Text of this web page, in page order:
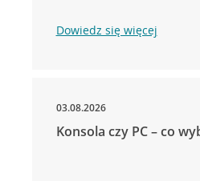
Dowiedz się więcej
03.08.2026
Konsola czy PC – co